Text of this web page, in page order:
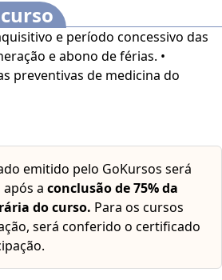
e período concessivo das
e abono de férias. •
preventivas de medicina do
emitido pelo GoKursos será
a conclusão de 75% da
do curso. Para os cursos
será conferido o certificado